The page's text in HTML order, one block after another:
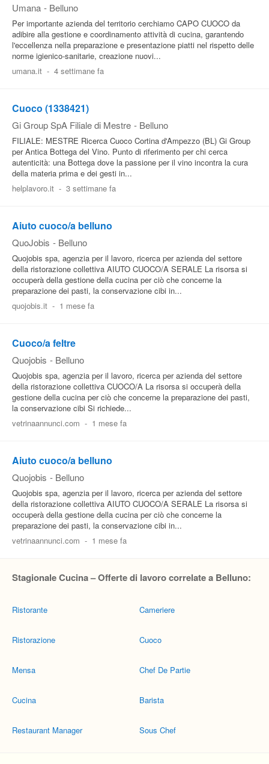
Umana - Belluno
Per importante azienda del territorio cerchiamo CAPO CUOCO da
adibire alla gestione e coordinamento attività di cucina, garantendo
l'eccellenza nella preparazione e presentazione piatti nel rispetto delle
norme igienico-sanitarie, creazione nuovi...
umana.it - 4 settimane fa
Cuoco (1338421)
Gi Group SpA Filiale di Mestre - Belluno
FILIALE: MESTRE Ricerca Cuoco Cortina d'Ampezzo (BL) Gi Group
per Antica Bottega del Vino. Punto di riferimento per chi cerca
autenticità: una Bottega dove la passione per il vino incontra la cura
della materia prima e dei gesti in...
helplavoro.it - 3 settimane fa
Aiuto cuoco/a belluno
QuoJobis - Belluno
Quojobis spa, agenzia per il lavoro, ricerca per azienda del settore
della ristorazione collettiva AIUTO CUOCO/A SERALE La risorsa si
occuperà della gestione della cucina per ciò che concerne la
preparazione dei pasti, la conservazione cibi in...
quojobis.it - 1 mese fa
Cuoco/a feltre
Quojobis - Belluno
Quojobis spa, agenzia per il lavoro, ricerca per azienda del settore
della ristorazione collettiva CUOCO/A La risorsa si occuperà della
gestione della cucina per ciò che concerne la preparazione dei pasti,
la conservazione cibi Si richiede...
vetrinaannunci.com - 1 mese fa
Aiuto cuoco/a belluno
Quojobis - Belluno
Quojobis spa, agenzia per il lavoro, ricerca per azienda del settore
della ristorazione collettiva AIUTO CUOCO/A SERALE La risorsa si
occuperà della gestione della cucina per ciò che concerne la
preparazione dei pasti, la conservazione cibi in...
vetrinaannunci.com - 1 mese fa
Stagionale Cucina – Offerte di lavoro correlate a Belluno:
Ristorante
Ristorazione
Mensa
Cucina
Restaurant Manager
Cameriere
Cuoco
Chef De Partie
Barista
Sous Chef